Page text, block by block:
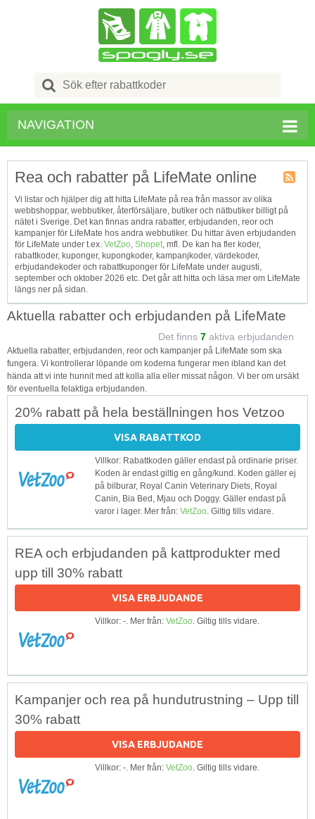
Search
for:
NAVIGATION
Tagg
Rea och rabatter på LifeMate online
Vi listar och hjälper dig att hitta LifeMate på rea från massor av olika
webbshoppar, webbutiker, återförsäljare, butiker och nätbutiker billigt på
nätet i Sverige. Det kan finnas andra rabatter, erbjudanden, reor och
kampanjer för LifeMate hos andra webbutiker. Du hittar även erbjudanden
för LifeMate under t.ex. VetZoo, Shopet, mfl. De kan ha fler koder,
rabattkoder, kuponger, kupongkoder, kampanjkoder, värdekoder,
erbjudandekoder och rabattkuponger för LifeMate under augusti,
september och oktober 2026 etc. Det går att hitta och läsa mer om LifeMate
längs ner på sidan.
Aktuella rabatter och erbjudanden på LifeMate
Det finns 7 aktiva erbjudanden
Aktuella rabatter, erbjudanden, reor och kampanjer på LifeMate som ska
fungera. Vi kontrollerar löpande om koderna fungerar men ibland kan det
hända att vi inte hunnit med att kolla alla eller missat någon. Vi ber om ursäkt
för eventuella felaktiga erbjudanden.
20% rabatt på hela beställningen hos Vetzoo
VISA RABATTKOD
Villkor: Rabattkoden gäller endast på ordinarie priser.
Koden är endast giltig en gång/kund. Koden gäller ej
på bilburar, Royal Canin Veterinary Diets, Royal
Canin, Bia Bed, Mjau och Doggy. Gäller endast på
varor i lager. Mer från: VetZoo. Giltig tills vidare.
REA och erbjudanden på kattprodukter med
upp till 30% rabatt
VISA ERBJUDANDE
Villkor: -. Mer från: VetZoo. Giltig tills vidare.
Kampanjer och rea på hundutrustning – Upp till
30% rabatt
VISA ERBJUDANDE
Villkor: -. Mer från: VetZoo. Giltig tills vidare.